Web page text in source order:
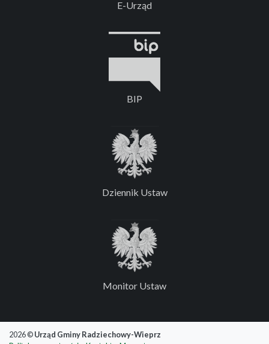
E-Urząd
BIP
Dziennik Ustaw
Monitor Ustaw
2026 ©Urząd Gminy Radziechowy-Wieprz